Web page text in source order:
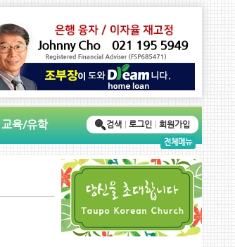
교육/유학 검색 로그인 회원가입
전체메뉴